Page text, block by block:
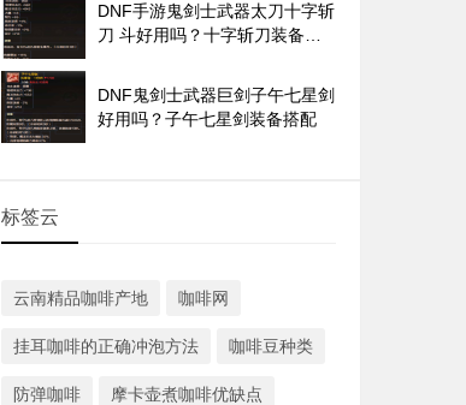
DNF手游鬼剑士武器太刀十字斩
刀 斗好用吗？十字斩刀装备搭
DNF鬼剑士武器巨剑子午七星剑
好用吗？子午七星剑装备搭配
标签云
云南精品咖啡产地 咖啡网
挂耳咖啡的正确冲泡方法 咖啡豆种类
防弹咖啡 摩卡壶煮咖啡优缺点